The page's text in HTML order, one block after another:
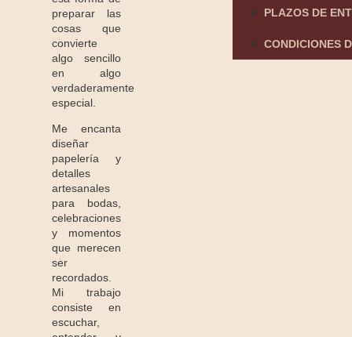
preparar las
cosas que
convierte
algo sencillo
en algo
verdaderamente
especial.
Me encanta
diseñar
papelería y
detalles
artesanales
para bodas,
celebraciones
y momentos
que merecen
ser
recordados.
Mi trabajo
consiste en
escuchar,
PLAZOS DE
CONDICIONES